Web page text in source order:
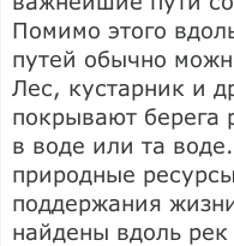
Помимо этого
путей обычно
Лес, кустарник и
покрывают
в воде или та
природные
поддержания
найдены вдоль